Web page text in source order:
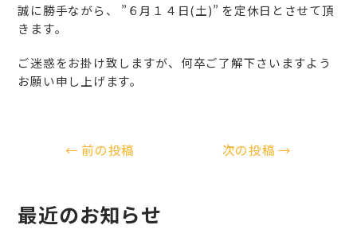
誠に勝手ながら、 ”６月１４日(土)” を定休日とさせて頂
きます。
ご迷惑をお掛け致しますが、何卒ご了解下さいますよう
お願い申し上げます。
← 前の投稿 次の投稿→
最近のお知らせ